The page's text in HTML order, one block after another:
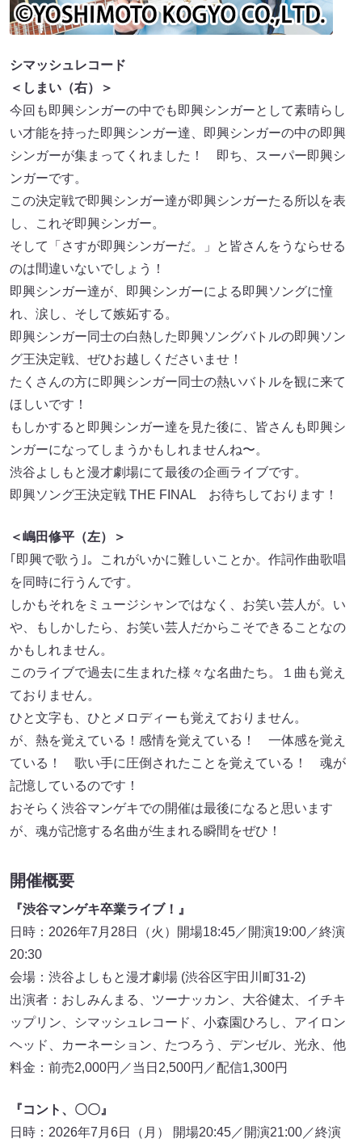
シマッシュレコード
＜しまい（右）＞
今回も即興シンガーの中でも即興シンガーとして素晴らし
い才能を持った即興シンガー達、即興シンガーの中の即興
シンガーが集まってくれました！ 即ち、スーパー即興シ
ンガーです。
この決定戦で即興シンガー達が即興シンガーたる所以を表
し、これぞ即興シンガー。
そして「さすが即興シンガーだ。」と皆さんをうならせる
のは間違いないでしょう！
即興シンガー達が、即興シンガーによる即興ソングに憧
れ、涙し、そして嫉妬する。
即興シンガー同士の白熱した即興ソングバトルの即興ソン
グ王決定戦、ぜひお越しくださいませ！
たくさんの方に即興シンガー同士の熱いバトルを観に来て
ほしいです！
もしかすると即興シンガー達を見た後に、皆さんも即興シ
ンガーになってしまうかもしれませんね〜。
渋谷よしもと漫才劇場にて最後の企画ライブです。
即興ソング王決定戦 THE FINAL お待ちしております！
＜嶋田修平（左）＞
｢即興で歌う｣。これがいかに難しいことか。作詞作曲歌唱
を同時に行うんです。
しかもそれをミュージシャンではなく、お笑い芸人が。い
や、もしかしたら、お笑い芸人だからこそできることなの
かもしれません。
このライブで過去に生まれた様々な名曲たち。１曲も覚え
ておりません。
ひと文字も、ひとメロディーも覚えておりません。
が、熱を覚えている！感情を覚えている！ 一体感を覚え
ている！ 歌い手に圧倒されたことを覚えている！ 魂が
記憶しているのです！
おそらく渋谷マンゲキでの開催は最後になると思います
が、魂が記憶する名曲が生まれる瞬間をぜひ！
開催概要
『渋谷マンゲキ卒業ライブ！』
日時：2026年7月28日（火）開場18:45／開演19:00／終演
20:30
会場：渋谷よしもと漫才劇場 (渋谷区宇田川町31-2)
出演者：おしみんまる、ツーナッカン、大谷健太、イチキ
ップリン、シマッシュレコード、小森園ひろし、アイロン
ヘッド、カーネーション、たつろう、デンゼル、光永、他
料金：前売2,000円／当日2,500円／配信1,300円
『コント、〇〇』
日時：2026年7月6日（月） 開場20:45／開演21:00／終演